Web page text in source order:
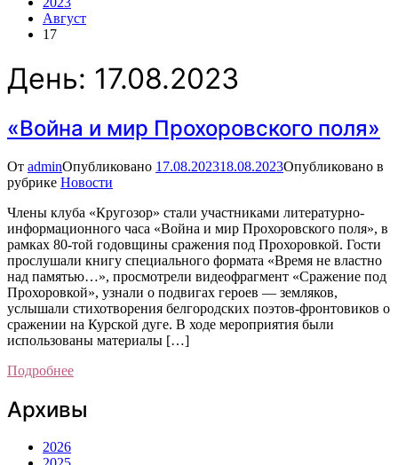
Август
17
День: 17.08.2023
«Война и мир Прохоровского поля»
От adminОпубликовано 17.08.202318.08.2023Опубликовано в
рубрике Новости
Члены клуба «Кругозор» стали участниками литературно-
информационного часа «Война и мир Прохоровского поля», в
рамках 80-той годовщины сражения под Прохоровкой. Гости
прослушали книгу специального формата «Время не властно
над памятью…», просмотрели видеофрагмент «Сражение под
Прохоровкой», узнали о подвигах героев — земляков,
услышали стихотворения белгородских поэтов-фронтовиков о
сражении на Курской дуге. В ходе мероприятия были
использованы материалы […]
Подробнее
Архивы
2026